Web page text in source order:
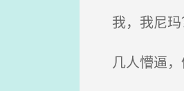
我，我尼玛
几人懵逼，